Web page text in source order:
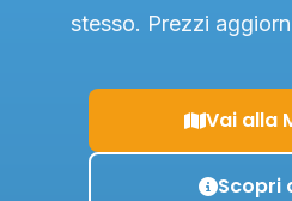
stesso. Prezzi
Vai alla
Scopri